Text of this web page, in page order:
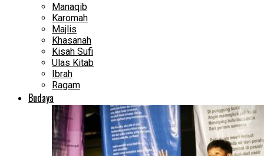
Manaqib
Karomah
Majlis
Khasanah
Kisah Sufi
Ulas Kitab
Ibrah
Ragam
Budaya